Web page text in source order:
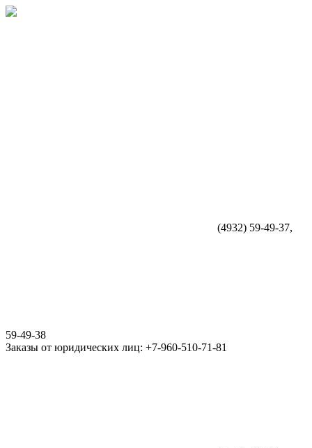
(4932) 59-49-37,
59-49-38
Заказы от юридических лиц: +7-960-510-71-81